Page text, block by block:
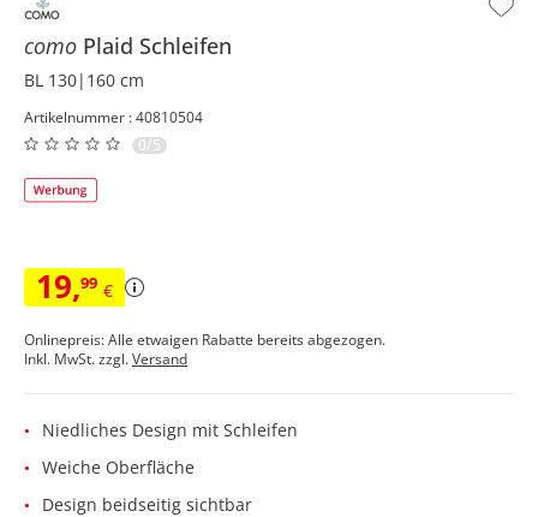
como Plaid Schleifen
BL 130|160 cm
Artikelnummer : 40810504
0/5
19,99 €
Onlinepreis: Alle etwaigen Rabatte bereits abgezogen.
Inkl. MwSt. zzgl.Versand
Niedliches Design mit Schleifen
Weiche Oberfläche
Design beidseitig sichtbar